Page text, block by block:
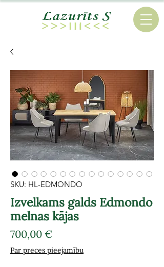
SKU: HL-EDMONDO
Izvelkams galds Edmondo
melnas kājas
700,00 €Cena
Par preces pieejamību